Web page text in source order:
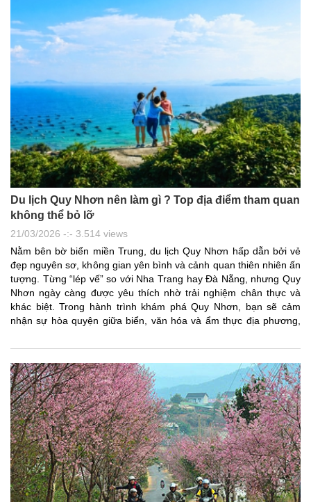
Du lịch Quy Nhơn nên làm gì ? Top địa điểm tham quan
không thể bỏ lỡ
21/03/2026 -:- 3.514 views
Nằm bên bờ biển miền Trung, du lịch Quy Nhơn hấp dẫn bởi vẻ
đẹp nguyên sơ, không gian yên bình và cảnh quan thiên nhiên ấn
tượng. Từng “lép vế” so với Nha Trang hay Đà Nẵng, nhưng Quy
Nhơn ngày càng được yêu thích nhờ trải nghiệm chân thực và
khác biệt. Trong hành trình khám phá Quy Nhơn, bạn sẽ cảm
nhận sự hòa quyện giữa biển, văn hóa và ẩm thực địa phương,
chậm lại để tận hưởng biển xanh, cát trắng và nhịp sống nhẹ
nhàng. Vậy du lịch Quy Nhơn nên làm gì để khám phá trọn vẹn ?
Cùng GalaTourist khám phá ngay nhé.